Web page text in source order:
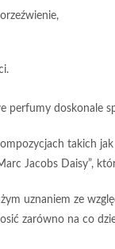
perfumy doskonale
takich jak
Jacobs Daisy”,
uznaniem ze
zarówno na co